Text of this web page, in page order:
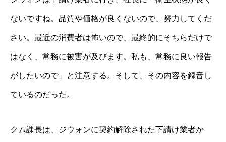
ないですね。品質や価格が良くないので、努力してくだ
さい。最近の消費者は怖いので、最終的にそちらだけで
はなく、常務に被害が及びます。私も、常務に良い報告
がしたいので」と注意する。そして、その内容を録音し
ているのだった。
クム課長は、ジウォンに契約解除された下請け業者か